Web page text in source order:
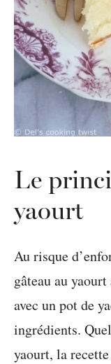
Le
yaourt
Au risque
gâteau au
avec un pot de
ingrédients.
yaourt, la